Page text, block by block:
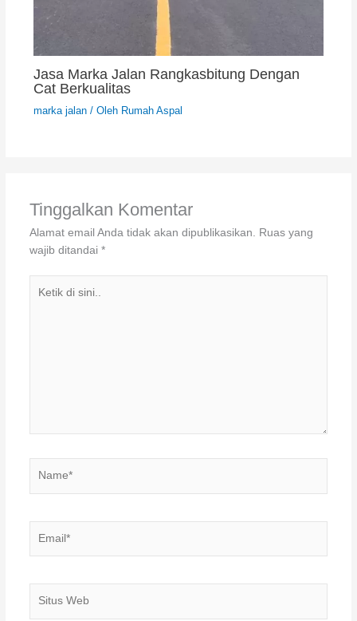
Jasa Marka Jalan Rangkasbitung Dengan
Cat Berkualitas
marka jalan/ Oleh Rumah Aspal
Tinggalkan Komentar
Alamat email Anda tidak akan dipublikasikan.
Ruas yang
wajib ditandai *